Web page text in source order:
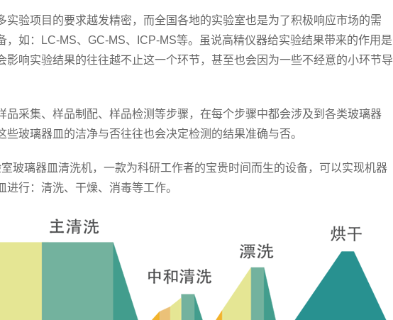
验项目的要求越发精密，而全国各地的实验室也是为了积极响应市场的需
，如：LC-MS、GC-MS、ICP-MS等。虽说高精仪器给实验结果带来的作用是
影响实验结果的往往越不止这一个环节，甚至也会因为一些不经意的小环节导
采集、样品制配、样品检测等步骤，在每个步骤中都会涉及到各类玻璃器
玻璃器皿的洁净与否往往也会决定检测的结果准确与否。
璃器皿清洗机，一款为科研工作者的宝贵时间而生的设备，可以实现机器
行：清洗、干燥、消毒等工作。